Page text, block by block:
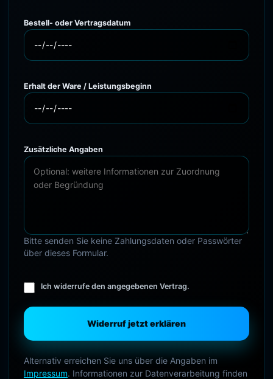
Bestell- oder Vertragsdatum
Erhalt der Ware / Leistungsbeginn
Zusätzliche Angaben
Bitte senden Sie keine Zahlungsdaten oder Passwörter
über dieses Formular.
Ich widerrufe den angegebenen Vertrag.
Widerruf jetzt erklären
Alternativ erreichen Sie uns über die Angaben im
Impressum. Informationen zur Datenverarbeitung finden